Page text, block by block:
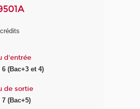
crédits
d'entrée
6 (Bac+3 et 4)
de sortie
7 (Bac+5)